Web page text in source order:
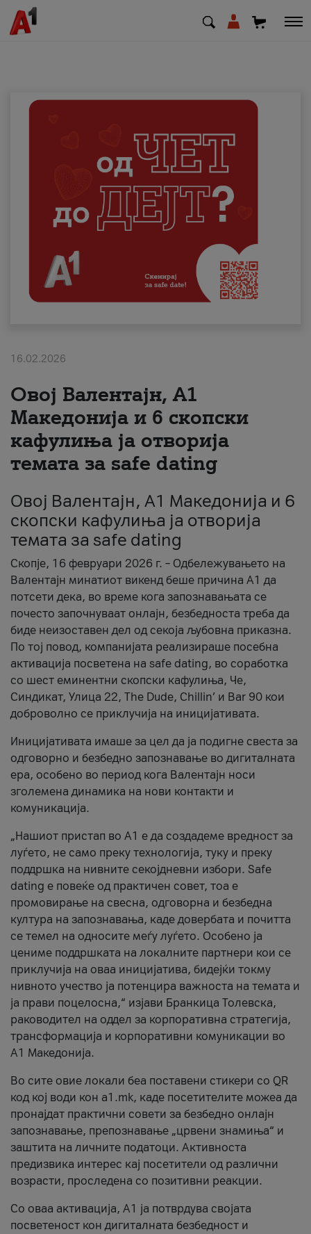
Деловни
Поддршка
Надополни кредит
Плати сметка
#ПодобарОнлајн
16.02.2026
Овој Валентајн, A1
Македонија и 6 скопски
кафулиња ја отворија
темата за safe dating
Овој Валентајн, A1 Македонија и 6
скопски кафулиња ја отворија
темата за safe dating
Скопје, 16 февруари 2026 г. – Одбележувањето на
Валентајн минатиот викенд беше причина А1 да
потсети дека, во време кога запознавањата се
почесто започнуваат онлајн, безбедноста треба да
биде неизоставен дел од секоја љубовна приказна.
По тој повод, компанијата реализираше посебна
активација посветена на safe dating, во соработка
со шест еминентни скопски кафулиња, Че,
Синдикат, Улица 22, The Dude, Chillin’ и Bar 90 кои
доброволно се приклучија на иницијативата.
Иницијативата имаше за цел да ја подигне свеста за
одговорно и безбедно запознавање во дигиталната
ера, особено во период кога Валентајн носи
зголемена динамика на нови контакти и
комуникација.
„Нашиот пристап во А1 е да создадеме вредност за
луѓето, не само преку технологија, туку и преку
поддршка на нивните секојдневни избори. Safe
dating е повеќе од практичен совет, тоа е
промовирање на свесна, одговорна и безбедна
култура на запознавања, каде довербата и почитта
се темел на односите меѓу луѓето. Особено ја
цениме поддршката на локалните партнери кои се
приклучија на оваа иницијатива, бидејќи токму
нивното учество ја потенцира важноста на темата и
ја прави поцелосна,“ изјави Бранкица Толевска,
раководител на оддел за корпоративна стратегија,
трансформација и корпоративни комуникации во
А1 Македонија.
Во сите овие локали беа поставени стикери со QR
код кој води кон a1.mk, каде посетителите можеа да
пронајдат практични совети за безбедно онлајн
запознавање, препознавање „црвени знамиња“ и
заштита на личните податоци. Активноста
предизвика интерес кај посетители од различни
возрасти, проследена со позитивни реакции.
Со оваа активација, А1 ја потврдува својата
посветеност кон дигиталната безбедност и